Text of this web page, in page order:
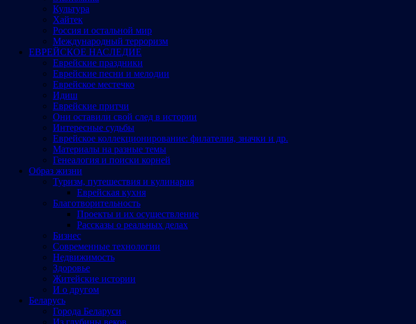
Культура
Хайтек
Россия и остальной мир
Международный терроризм
ЕВРЕЙСКОЕ НАСЛЕДИЕ
Еврейские праздники
Еврейские песни и мелодии
Еврейское местечко
Идиш
Еврейские притчи
Они оставили свой след в истории
Интересные судьбы
Еврейское коллекционирование: филателия, значки и др.
Материалы на разные темы
Генеалогия и поиски корней
Образ жизни
Туризм, путешествия и кулинария
Еврейская кухня
Благотворительность
Проекты и их осуществление
Рассказы о реальных делах
Бизнес
Современные технологии
Недвижимость
Здоровье
Житейские истории
И о другом
Беларусь
Города Беларуси
Из глубины веков